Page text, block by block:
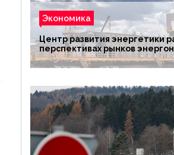
Экономика
Центр развития энергетики
перспективах рынков